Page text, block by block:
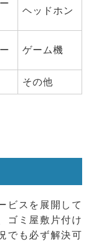
ヘッドホン
ゲーム機
その他
ビスを展開して
ゴミ屋敷片付け
でも必ず解決可